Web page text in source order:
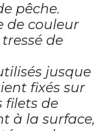
pêche.
de couleur
de
jusque
fixés sur
filets de
à la surface,